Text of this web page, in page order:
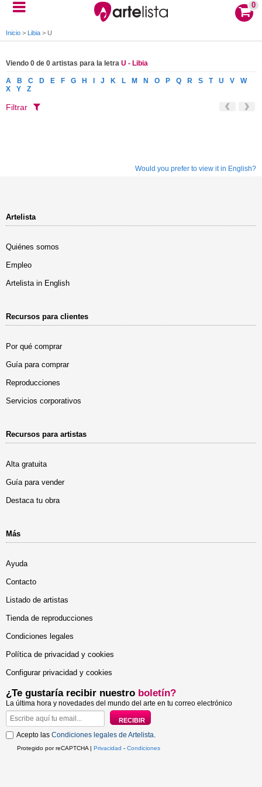
0
Inicio > Libia > U
Viendo 0 de 0 artistas para la letra U - Libia
A B C D E F G H J K L M N O P Q R S T U V
W
X
Y Z
Filtrar
Would you prefer to view it in English?
Artelista
Quiénes somos
Empleo
Artelista in English
Recursos para clientes
Por qué comprar
Guía para comprar
Reproducciones
Servicios corporativos
Recursos para artistas
Alta gratuita
Guía para vender
Destaca tu obra
Más
Ayuda
Contacto
Listado de artistas
Tienda de reproducciones
Condiciones legales
Política de privacidad y cookies
Configurar privacidad y cookies
¿Te gustaría recibir nuestro boletín?
La última hora y novedades del mundo del arte en tu correo electrónico
Acepto las Condiciones legales de Artelista.
Protegido por reCAPTCHA | Privacidad - Condiciones